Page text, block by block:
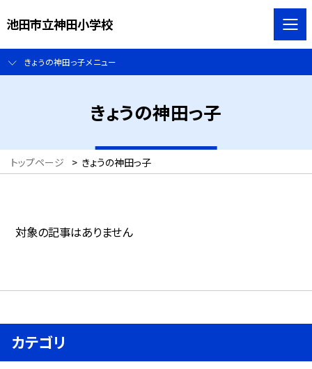
池田市立神田小学校
きょうの神田っ子メニュー
きょうの神田っ子
トップページ > きょうの神田っ子
対象の記事はありません
カテゴリ